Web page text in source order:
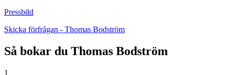
Pressbild
Skicka förfrågan - Thomas Bodström
Så bokar du Thomas Bodström
1